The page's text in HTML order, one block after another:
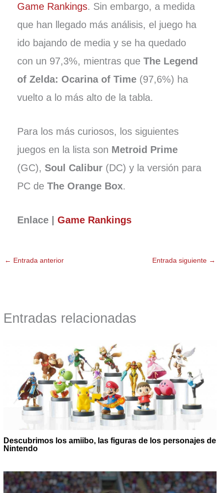
Game Rankings. Sin embargo, a medida
que han llegado más análisis, el juego ha
ido bajando de media y se ha quedado
con un 97,3%, mientras que The Legend
of Zelda: Ocarina of Time(97,6%) ha
vuelto a lo más alto de la tabla.
Para los más curiosos, los siguientes
juegos en la lista son Metroid Prime
(GC), Soul Calibur(DC) y la versión para
PC de The Orange Box.
Enlace | Game Rankings
← Entrada anterior Entrada siguiente →
Entradas relacionadas
Descubrimos los amiibo, las figuras de los personajes de
Nintendo